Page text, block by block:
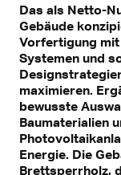
Das als Netto-
Gebäude
Vorfertigung
Systemen und
maximieren.
bewusste
Baumaterialien
Energie. Die
Brettsperrholz,